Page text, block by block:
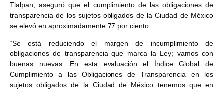
Tlalpan, aseguró que el cumplimiento de las obligaciones de
transparencia de los sujetos obligados de la Ciudad de México
se elevó en aproximadamente 77 por ciento.
“Se está reduciendo el margen de incumplimiento de
obligaciones de transparencia que marca la Ley; vamos con
buenas nuevas. En esta evaluación el Índice Global de
Cumplimiento a las Obligaciones de Transparencia en los
sujetos obligados de la Ciudad de México tenemos que en